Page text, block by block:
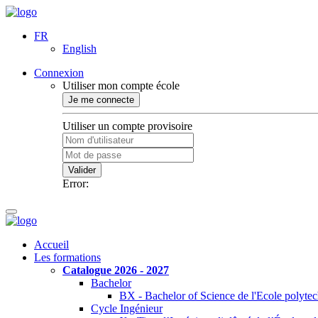
FR
English
Connexion
Utiliser mon compte école
Je me connecte
Utiliser un compte provisoire
Valider
Error:
Accueil
Les formations
Catalogue 2026 - 2027
Bachelor
BX - Bachelor of Science de l'Ecole
Cycle Ingénieur